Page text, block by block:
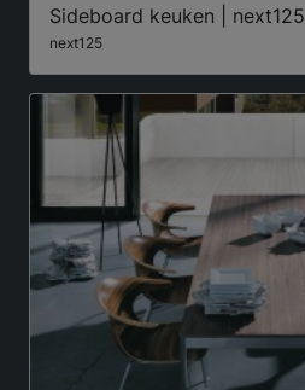
Sideboard keuken | next125
next125